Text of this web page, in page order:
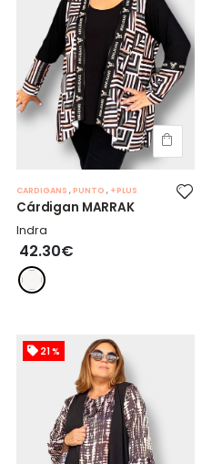
CARDIGANS ,PUNTO , +PLUS
Cárdigan MARRAK
Indra
42.30€
21 %